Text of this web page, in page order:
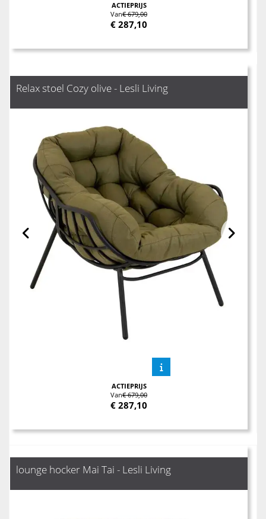
ACTIEPRIJS
Van€ 679,00
€ 287,10
Relax stoel Cozy olive - Lesli Living
ACTIEPRIJS
Van€ 679,00
€ 287,10
lounge hocker Mai Tai - Lesli Living